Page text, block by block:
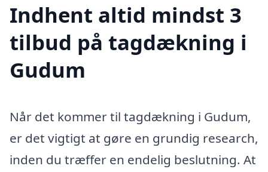
Indhent altid mindst 3
tilbud på tagdækning i
Gudum
Når det kommer til tagdækning i Gudum,
er det vigtigt at gøre en grundig research,
inden du træffer en endelig beslutning. At